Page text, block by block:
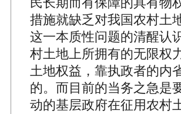
措施就缺乏对我国农村土
这一本质性问题的清醒认
村土地上所拥有的无限权
土地权益，靠执政者的内
的。而目前的当务之急是
动的基层政府在征用农村